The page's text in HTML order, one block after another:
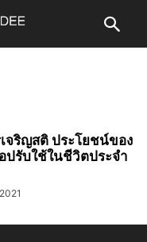
จริญสติ ประโยชน์ของ
ปรับใช้ในชีวิตประจำ